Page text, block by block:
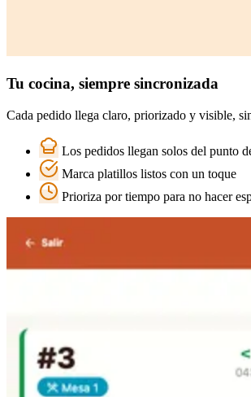
Tu cocina, siempre sincronizada
Cada pedido llega claro, priorizado y visible,
Los pedidos llegan solos del punto
Marca platillos listos con un toque
Prioriza por tiempo para no hacer